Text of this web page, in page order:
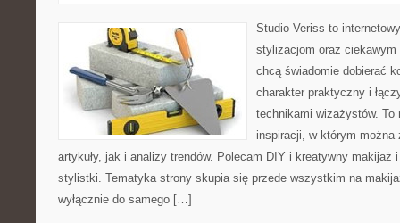
Studio Veriss to
stylizacjom oraz ciekawym
chcą świadomie dobierać
charakter praktyczny i
technikami wizażystów. To
inspiracji, w którym
artykuły, jak i analizy trendów. Polecam DIY i kreatywny makijaż
stylistki. Tematyka strony skupia się przede wszystkim na
wyłącznie do samego […]